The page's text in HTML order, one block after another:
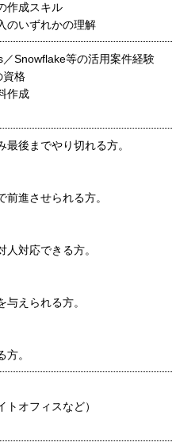
作成スキル
のいずれかの理解
Snowflake等の活用案件経験
資格
作成
後までやり切れる方。
進させられる方。
対応できる方。
えられる方。
。
オフィスなど）